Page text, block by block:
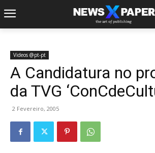
Videos @pt-pt
A Candidatura no
da TVG
2 Fevereiro, 2005